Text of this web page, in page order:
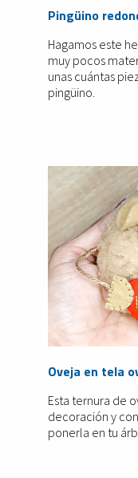
Pingüino
Hagamos este
muy pocos
unas cuántas
pingüino.
Oveja en tela
Esta ternura de
decoración y
ponerla en tu